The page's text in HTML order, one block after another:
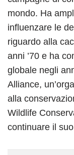
mondo. Ha
influenzare le
riguardo alla
anni ’70 e ha
globale negli
Alliance,
alla
Wildlife
continuare il